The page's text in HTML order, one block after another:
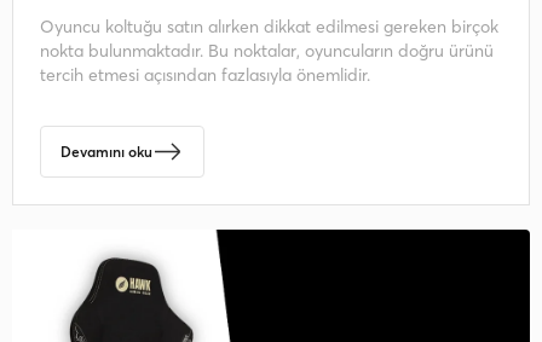
Oyuncu koltuğu satın alırken dikkat edilmesi gereken birçok
nokta bulunmaktadır. Bu noktalar, oyuncuların doğru ürünü
tercih etmesi açısından fazlasıyla önemlidir.
Devamını oku